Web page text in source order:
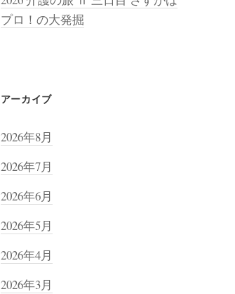
プロ！の大発掘
アーカイブ
2026年8月
2026年7月
2026年6月
2026年5月
2026年4月
2026年3月